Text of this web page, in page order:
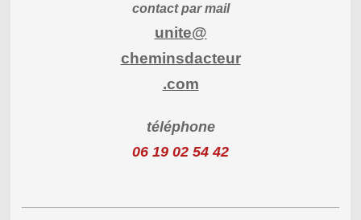
contact par mail
unite@
cheminsdacteur
.com
téléphone
06 19 02 54 42